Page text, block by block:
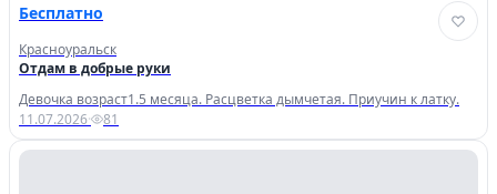
Бесплатно
Красноуральск
Отдам в добрые руки
Девочка возраст1.5 месяца. Расцветка дымчетая. Приучин к латку.
11.07.2026· 81